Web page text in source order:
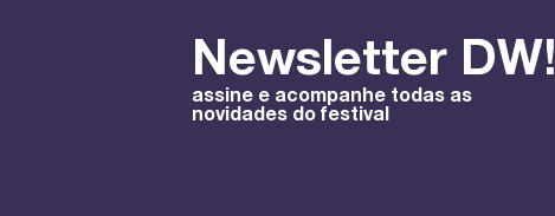
Newsletter DW!
assine e acompanhe todas as
novidades do festival